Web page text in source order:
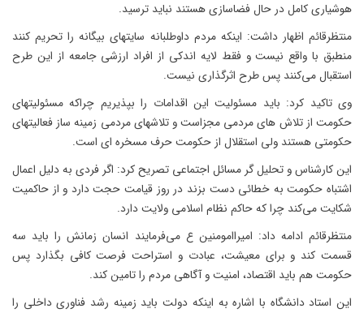
هوشیاری کامل در حال فضاسازی هستند نباید ترسید.
منتظرقائم اظهار داشت: اینکه مردم داوطلبانه سایتهای بیگانه را تحریم کنند
منطبق با واقع نیست و فقط لایه اندکی از افراد ارزشی جامعه از این طرح
استقبال می‌کنند پس طرح اثرگذاری نیست.
وی تاکید کرد: باید مسئولیت این اقدامات را بپذیریم چراکه مسئولیتهای
حکومت از تلاش های مردمی مجزاست و تلاشهای مردمی زمینه ساز فعالیتهای
حکومتی هستند ولی استقلال از حکومت حرف مسخره ای است.
این کارشناس و تحلیل گر مسائل اجتماعی تصریح کرد: اگر فردی به دلیل اعمال
اشتباه حکومت به خطائی دست بزند در روز قیامت حجت دارد و از حاکمیت
شکایت می‌کند چرا که حاکم نظام اسلامی ولایت دارد.
منتظرقائم ادامه داد: امیراامومنین ع می‌فرمایند انسان زمانش را باید سه
قسمت کند و برای معیشت، عبادت و استراحت فرصت کافی بگذارد پس
حکومت هم باید اقتصاد، امنیت و آگاهی مردم را تامین کند.
این استاد دانشگاه با اشاره به اینکه دولت باید زمینه رشد فناوری داخلی را